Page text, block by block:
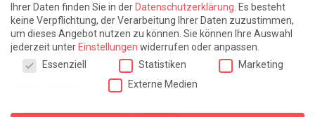
Das Flammenschwert Der grausame Garten
NIEMALS UND AUCH DANN NICHT
Ihrer Daten finden Sie in der Datenschutzerklärung Es besteht
keine Verpflichtung, der Verarbeitung Ihrer Daten zuzustimmen,
um dieses Angebot nutzen zu können. Sie können Ihre Auswahl
jederzeit unter Einstellungen widerrufen oder anpassen.
Datenschutzeinstellungen
Essenziell Statistiken
Marketing
Externe Medien